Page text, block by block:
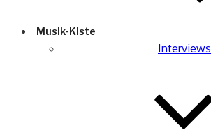
Musik-Kiste
Interviews